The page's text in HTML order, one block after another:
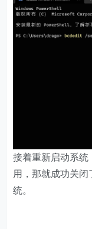
接着重新启动系统
用，那就成功关闭
统。